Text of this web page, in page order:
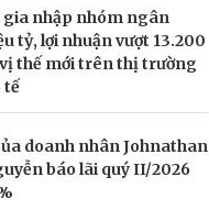
gia nhập nhóm ngân
tỷ, lợi nhuận vượt 13.200
thế mới trên thị trường
tế
doanh nhân Johnathan
báo lãi quý II/2026